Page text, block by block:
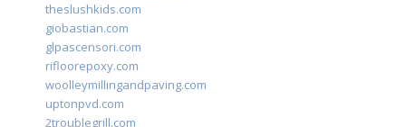
theslushkids.com
giobastian.com
glpascensori.com
rifloorepoxy.com
woolleymillingandpaving.com
uptonpvd.com
2troublegrill.com